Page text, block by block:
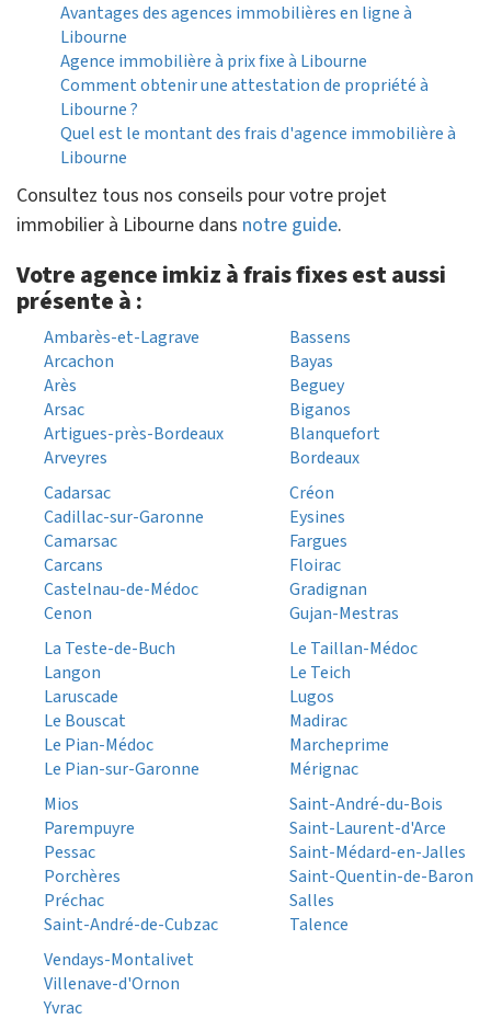
Avantages des agences immobilières en ligne à
Libourne
Agence immobilière à prix fixe à Libourne
Comment obtenir une attestation de propriété à
Libourne ?
Quel est le montant des frais d'agence immobilière à
Libourne
Consultez tous nos conseils pour votre projet
immobilier à Libourne dans notre guide.
Votre agence imkiz à frais fixes est aussi
présente à :
Ambarès-et-Lagrave
Arcachon
Arès
Arsac
Artigues-près-Bordeaux
Arveyres
Bassens
Bayas
Beguey
Biganos
Blanquefort
Bordeaux
Cadarsac
Cadillac-sur-Garonne
Camarsac
Carcans
Castelnau-de-Médoc
Cenon
Créon
Eysines
Fargues
Floirac
Gradignan
Gujan-Mestras
La Teste-de-Buch
Langon
Laruscade
Le Bouscat
Le Pian-Médoc
Le Pian-sur-Garonne
Le Taillan-Médoc
Le Teich
Lugos
Madirac
Marcheprime
Mérignac
Mios
Parempuyre
Pessac
Porchères
Préchac
Saint-André-de-Cubzac
Saint-André-du-Bois
Saint-Laurent-d'Arce
Saint-Médard-en-Jalles
Saint-Quentin-de-Baron
Salles
Talence
Vendays-Montalivet
Villenave-d'Ornon
Yvrac